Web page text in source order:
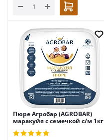
Пюре Агробар (AGROBAR)
маракуйя с семечкой с/м 1кг